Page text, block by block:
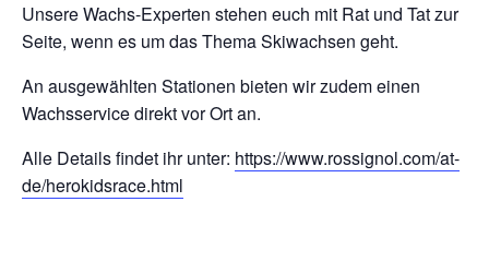
Unsere Wachs-Experten stehen euch mit Rat und Tat zur
Seite, wenn es um das Thema Skiwachsen geht.
An ausgewählten Stationen bieten wir zudem einen
Wachsservice direkt vor Ort an.
Alle Details findet ihr unter: https://www.rossignol.com/at-
de/herokidsrace.html